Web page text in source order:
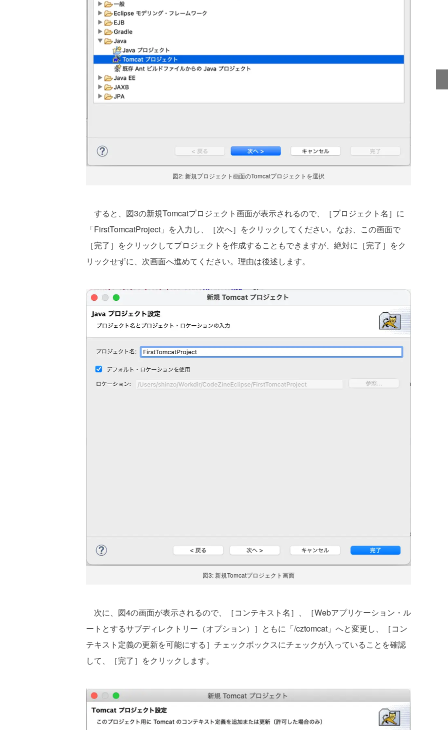
図2: 新規プロジェクト画面のTomcatプロジェクトを選択
すると、図3の新規Tomcatプロジェクト画面が表示されるので、［プロジェクト名］に
「FirstTomcatProject」を入力し、［次へ］をクリックしてください。なお、この画面で
［完了］をクリックしてプロジェクトを作成することもできますが、絶対に［完了］をク
リックせずに、次画面へ進めてください。理由は後述します。
図3: 新規Tomcatプロジェクト画面
次に、図4の画面が表示されるので、［コンテキスト名］、［Webアプリケーション・ル
ートとするサブディレクトリー（オプション）］ともに「/cztomcat」へと変更し、［コン
テキスト定義の更新を可能にする］チェックボックスにチェックが入っていることを確認
して、［完了］をクリックします。